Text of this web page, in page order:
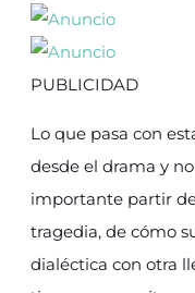
PUBLICIDAD
Lo que pasa con
desde el drama y
importante partir
tragedia, de cómo
dialéctica con otra